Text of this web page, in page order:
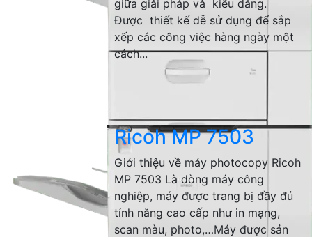
giữa giải pháp và kiểu dáng.
Được thiết kế dễ sử dụng để sắp
xếp các công việc hàng ngày một
cách...
Ricoh MP 7503
Giới thiệu về máy photocopy Ricoh
MP 7503 Là dòng máy công
nghiệp, máy được trang bị đầy đủ
tính năng cao cấp như in mạng,
scan màu, photo,…Máy được sản